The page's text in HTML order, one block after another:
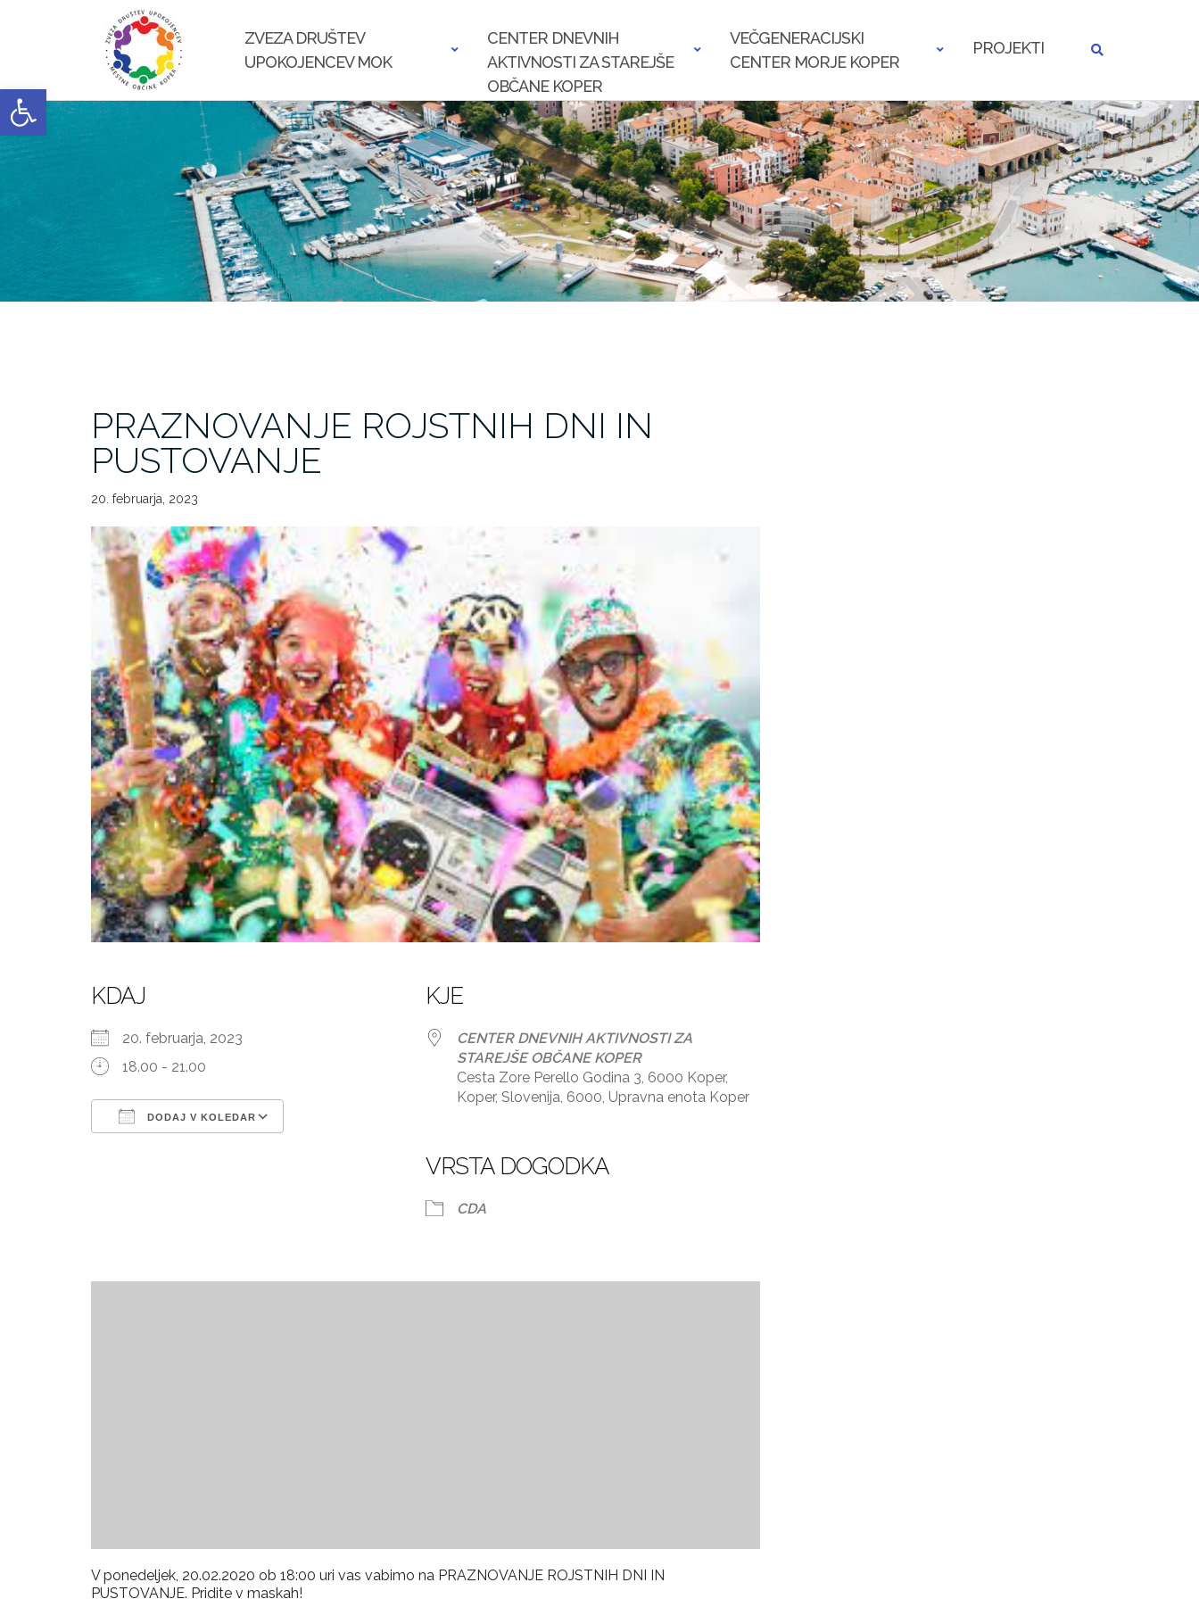
Open toolbar
ZVEZA DRUŠTEV
UPOKOJENCEV MOK
CENTER DNEVNIH
AKTIVNOSTI ZA STAREJŠE
OBČANE KOPER
VEČGENERACIJSKI
CENTER MORJE KOPER
PROJEKTI
PRAZNOVANJE ROJSTNIH DNI IN
PUSTOVANJE
20. februarja, 2023
KDAJ
20. februarja, 2023
18.00 - 21.00
DODAJ V KOLEDAR
KJE
CENTER DNEVNIH AKTIVNOSTI ZA
STAREJŠE OBČANE KOPER
Cesta Zore Perello Godina 3, 6000 Koper,
Koper, Slovenija, 6000, Upravna enota Koper
VRSTA DOGODKA
CDA
V ponedeljek, 20.02.2020 ob 18:00 uri vas vabimo na PRAZNOVANJE ROJSTNIH DNI IN
PUSTOVANJE. Pridite v maskah!